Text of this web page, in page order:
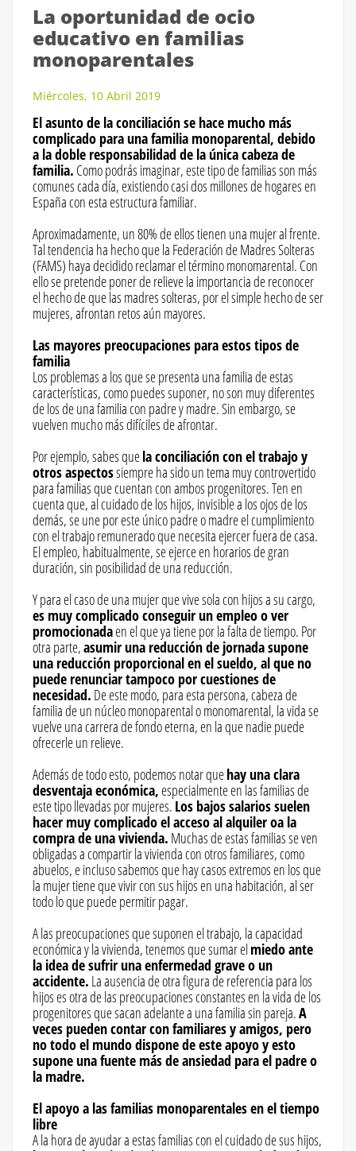
La oportunidad de ocio
educativo en familias
monoparentales
Miércoles, 10 Abril 2019
El asunto de la conciliación se hace mucho más
complicado para una familia monoparental, debido
a la doble responsabilidad de la única cabeza de
familia. Como podrás imaginar, este tipo de familias son más
comunes cada día, existiendo casi dos millones de hogares en
España con esta estructura familiar.
Aproximadamente, un 80% de ellos tienen una mujer al frente.
Tal tendencia ha hecho que la Federación de Madres Solteras
(FAMS) haya decidido reclamar el término monomarental. Con
ello se pretende poner de relieve la importancia de reconocer
el hecho de que las madres solteras, por el simple hecho de ser
mujeres, afrontan retos aún mayores.
Las mayores preocupaciones para estos tipos de
familia
Los problemas a los que se presenta una familia de estas
características, como puedes suponer, no son muy diferentes
de los de una familia con padre y madre. Sin embargo, se
vuelven mucho más difíciles de afrontar.
Por ejemplo, sabes quela conciliación con el trabajo y
otros aspectossiempre ha sido un tema muy controvertido
para familias que cuentan con ambos progenitores. Ten en
cuenta que, al cuidado de los hijos, invisible a los ojos de los
demás, se une por este único padre o madre el cumplimiento
con el trabajo remunerado que necesita ejercer fuera de casa.
El empleo, habitualmente, se ejerce en horarios de gran
duración, sin posibilidad de una reducción.
Y para el caso de una mujer que vive sola con hijos a su cargo,
es muy complicado conseguir un empleo o ver
promocionadaen el que ya tiene por la falta de tiempo. Por
otra parte,asumir una reducción de jornada supone
una reducción proporcional en el sueldo, al que no
puede renunciar tampoco por cuestiones de
necesidad. De este modo, para esta persona, cabeza de
familia de un núcleo monoparental o monomarental, la vida se
vuelve una carrera de fondo eterna, en la que nadie puede
ofrecerle un relieve.
Además de todo esto, podemos notar quehay una clara
desventaja económica,especialmente en las familias de
este tipo llevadas por mujeres. Los bajos salarios suelen
hacer muy complicado el acceso al alquiler oa la
compra de una vivienda. Muchas de estas familias se ven
obligadas a compartir la vivienda con otros familiares, como
abuelos, e incluso sabemos que hay casos extremos en los que
la mujer tiene que vivir con sus hijos en una habitación, al ser
todo lo que puede permitir pagar.
A las preocupaciones que suponen el trabajo, la capacidad
económica y la vivienda, tenemos que sumar elmiedo ante
la idea de sufrir una enfermedad grave o un
accidente. La ausencia de otra figura de referencia para los
hijos es otra de las preocupaciones constantes en la vida de los
progenitores que sacan adelante a una familia sin pareja.A
veces pueden contar con familiares y amigos, pero
no todo el mundo dispone de este apoyo y esto
supone una fuente más de ansiedad para el padre o
la madre.
El apoyo a las familias monoparentales en el tiempo
libre
A la hora de ayudar a estas familias con el cuidado de sus hijos,